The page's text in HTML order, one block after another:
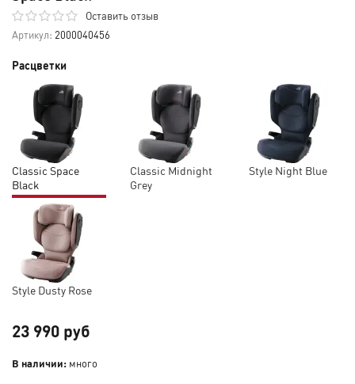
Оставить отзыв
Артикул: 2000040456
Расцветки
Classic Space
Black
Classic Midnight
Grey
Style Night Blue
Style Dusty Rose
23 990 руб
В наличии: много